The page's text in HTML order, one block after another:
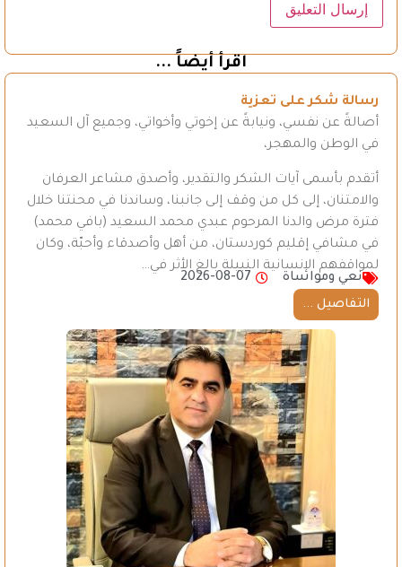
اقرأ أيضاً ...
رسالة شكر على تعزية
أصالةً عن نفسي، ونيابةً عن إخوتي وأخواتي، وجميع آل السعيد
في الوطن والمهجر،
أتقدم بأسمى آيات الشكر والتقدير، وأصدق مشاعر العرفان
والامتنان، إلى كل من وقف إلى جانبنا، وساندنا في محنتنا خلال
فترة مرض والدنا المرحوم عبدي محمد السعيد (بافي محمد)
في مشافي إقليم كوردستان، من أهل وأصدقاء وأحبّة، وكان
لمواقفهم الإنسانية النبيلة بالغ الأثر في…
نعي ومواساة
2026-08-07
التفاصيل ...